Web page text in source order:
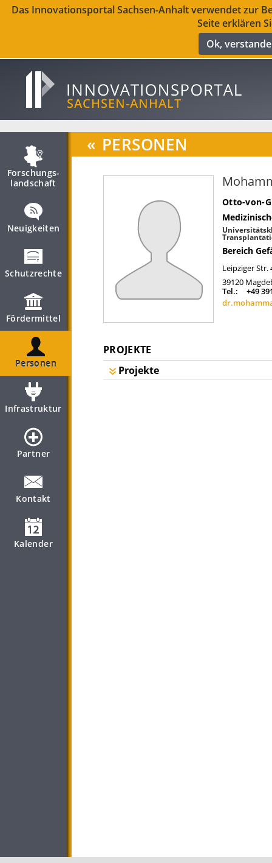
Das Innovationsportal Sachsen-Anhalt verwendet zur
Seite erklären
Ok,
Forschungs­
landschaft
Neuigkeiten
Schutzrechte
Fördermittel
Personen
Infrastruktur
Partner
Kontakt
Kalender
« PERSONEN
Otto-von-
Bereich
Leipziger Str.
39120
Tel.:
+49
PROJEKTE
Projekte